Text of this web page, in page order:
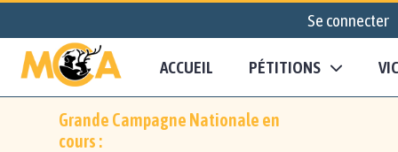
Se connecter
ACCUEIL PÉTITIONS
Grande Campagne Nationale en
cours :